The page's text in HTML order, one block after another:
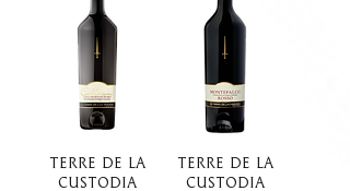
Terre de la
Custodia
Terre de la
Custodia